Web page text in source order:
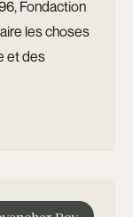
Fondaction
les choses
et des